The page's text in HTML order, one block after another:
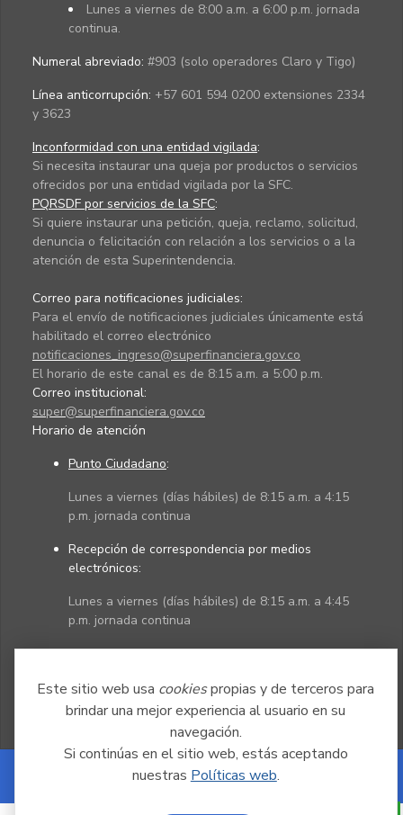
Este sitio web usa cookiespropias y de terceros para
brindar una mejor experiencia al usuario en su
navegación.
Si continúas en el sitio web, estás aceptando
nuestras Políticas web.
Lunes a viernes de 8:00 a.m. a 6:00 p.m. jornada
continua.
Numeral abreviado: #903 (solo operadores Claro y Tigo)
Línea anticorrupción: +57 601 594 0200 extensiones 2334
y 3623
Inconformidad con una entidad vigilada:
Si necesita instaurar una queja por productos o servicios
ofrecidos por una entidad vigilada por la SFC.
PQRSDF por servicios de la SFC:
Si quiere instaurar una petición, queja, reclamo, solicitud,
denuncia o felicitación con relación a los servicios o a la
atención de esta Superintendencia.
Correo para notificaciones judiciales:
Para el envío de notificaciones judiciales únicamente está
habilitado el correo electrónico
notificaciones_ingreso@superfinanciera.gov.co
El horario de este canal es de 8:15 a.m. a 5:00 p.m.
Correo institucional:
super@superfinanciera.gov.co
Horario de atención
Punto Ciudadano:
Lunes a viernes (días hábiles) de 8:15 a.m. a 4:15
p.m. jornada continua
Recepción de correspondencia por medios
electrónicos:
Lunes a viernes (días hábiles) de 8:15 a.m. a 4:45
p.m. jornada continua